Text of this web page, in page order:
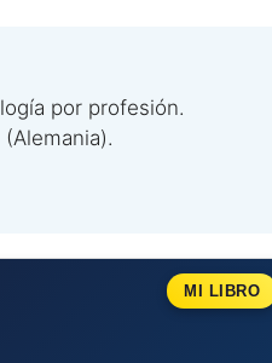
por profesión.
MI LIBRO